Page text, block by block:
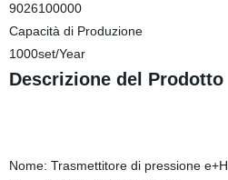
9026100000
Capacità di Produzione
1000set/Year
Descrizione del Prodotto
Nome: Trasmettitore di pressione e+H.